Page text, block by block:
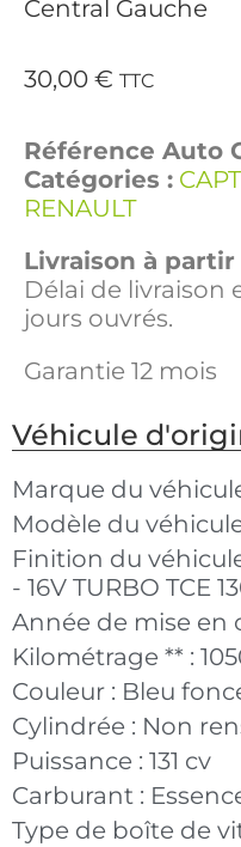
Central Gauche
30,00 € TTC
Référence Auto
Catégories :
RENAULT
Livraison à partir
Délai de livraison
jours ouvrés.
Garantie 12 mois
Véhicule
Marque du
Modèle du
Finition du
- 16V TURBO TCE
Année de mise en
Kilométrage ** :
Couleur : Bleu
Cylindrée : Non
Puissance : 131 cv
Carburant :
Type de boîte de